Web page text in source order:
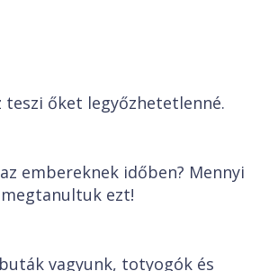
teszi őket legyőzhetetlenné.
embereknek időben? Mennyi
ezt!
vagyunk, totyogók és